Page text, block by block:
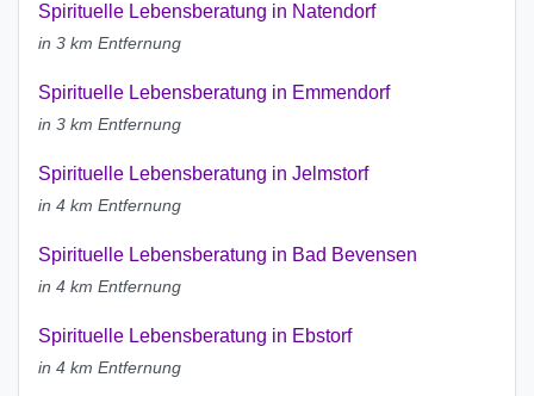
Spirituelle Lebensberatung in Natendorf
in 3 km Entfernung
Spirituelle Lebensberatung in Emmendorf
in 3 km Entfernung
Spirituelle Lebensberatung in Jelmstorf
in 4 km Entfernung
Spirituelle Lebensberatung in Bad Bevensen
in 4 km Entfernung
Spirituelle Lebensberatung in Ebstorf
in 4 km Entfernung